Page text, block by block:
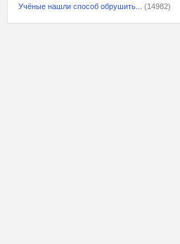
Учёные нашли способ обрушить...
(14982)